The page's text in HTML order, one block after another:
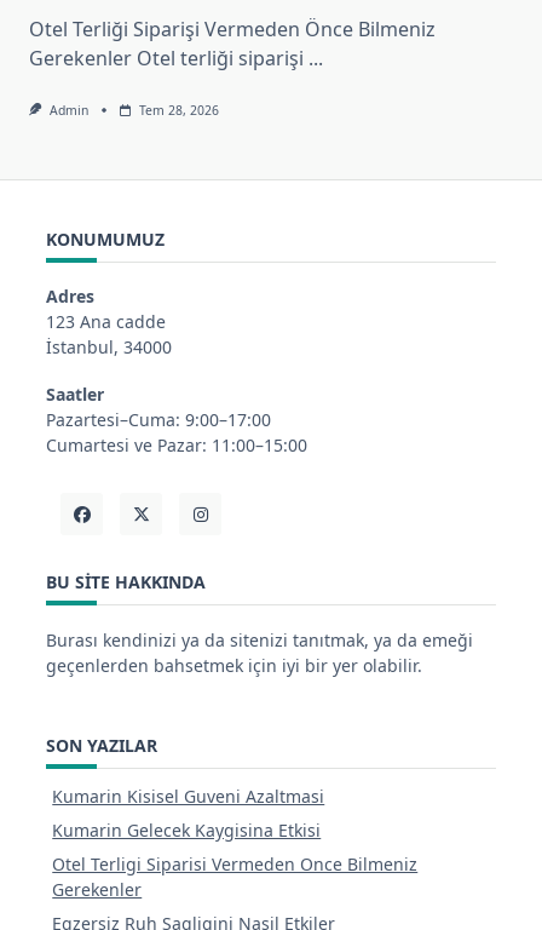
Otel Terliği Siparişi Vermeden Önce Bilmeniz
Gerekenler Otel terliği siparişi ...
Admin Tem 28, 2026
KONUMUMUZ
Adres
123 Ana cadde
İstanbul, 34000
Saatler
Pazartesi–Cuma: 9:00–17:00
Cumartesi ve Pazar: 11:00–15:00
BU SITE HAKKINDA
Burası kendinizi ya da sitenizi tanıtmak, ya da emeği
geçenlerden bahsetmek için iyi bir yer olabilir.
SON YAZILAR
Kumarin Kisisel Guveni Azaltmasi
Kumarin Gelecek Kaygisina Etkisi
Otel Terligi Siparisi Vermeden Once Bilmeniz
Gerekenler
Egzersiz Ruh Sagligini Nasil Etkiler